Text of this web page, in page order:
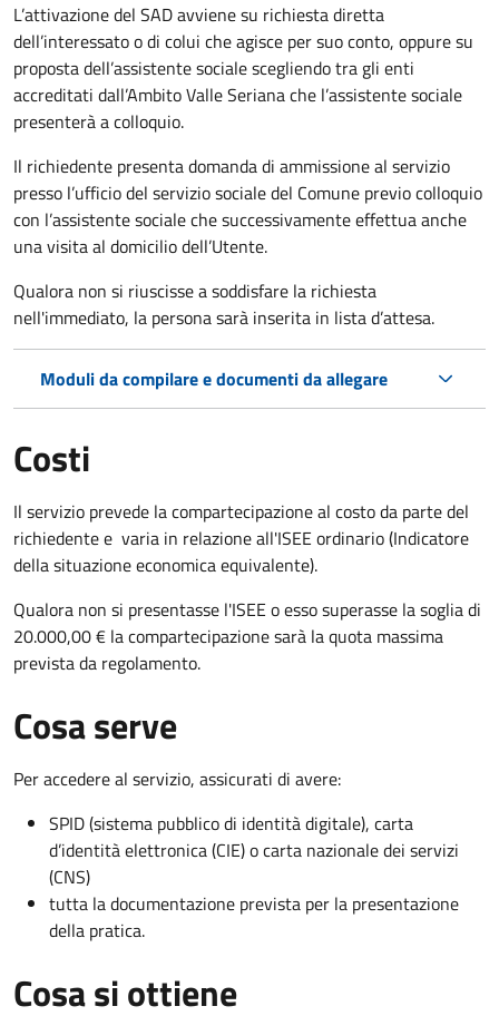
L’attivazione del SAD avviene su richiesta diretta
dell’interessato o di colui che agisce per suo conto, oppure su
proposta dell’assistente sociale scegliendo tra gli enti
accreditati dall’Ambito Valle Seriana che l’assistente sociale
presenterà a colloquio.
Il richiedente presenta domanda di ammissione al servizio
presso l’ufficio del servizio sociale del Comune previo colloquio
con l’assistente sociale che successivamente effettua anche
una visita al domicilio dell’Utente.
Qualora non si riuscisse a soddisfare la richiesta
nell'immediato, la persona sarà inserita in lista d’attesa.
Moduli da compilare e documenti da allegare
Costi
Il servizio prevede la compartecipazione al costo da parte del
richiedente e varia in relazione all'ISEE ordinario (Indicatore
della situazione economica equivalente).
Qualora non si presentasse l'ISEE o esso superasse la soglia di
20.000,00 € la compartecipazione sarà la quota massima
prevista da regolamento.
Cosa serve
Per accedere al servizio, assicurati di avere:
SPID (sistema pubblico di identità digitale), carta
d’identità elettronica (CIE) o carta nazionale dei servizi
(CNS)
tutta la documentazione prevista per la presentazione
della pratica.
Cosa si ottiene